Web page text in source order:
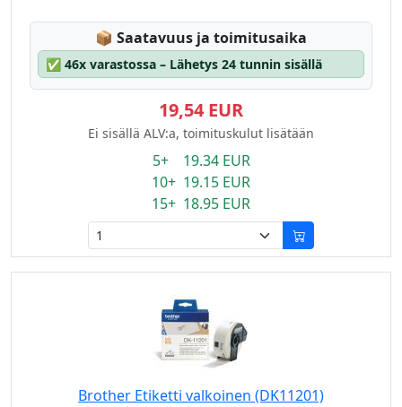
📦 Lagerstatus:
Saatavuus ja toimitusaika
✅ 46x varastossa – Lähetys 24 tunnin sisällä
19,54 EUR
Ei sisällä ALV:a, toimituskulut lisätään
5+ 19.34 EUR
10+ 19.15 EUR
15+ 18.95 EUR
Brother Etiketti valkoinen (DK11201)